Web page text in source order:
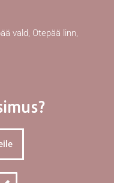
vald, Otepää linn,